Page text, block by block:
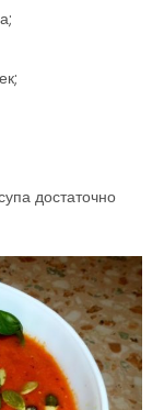
достаточно